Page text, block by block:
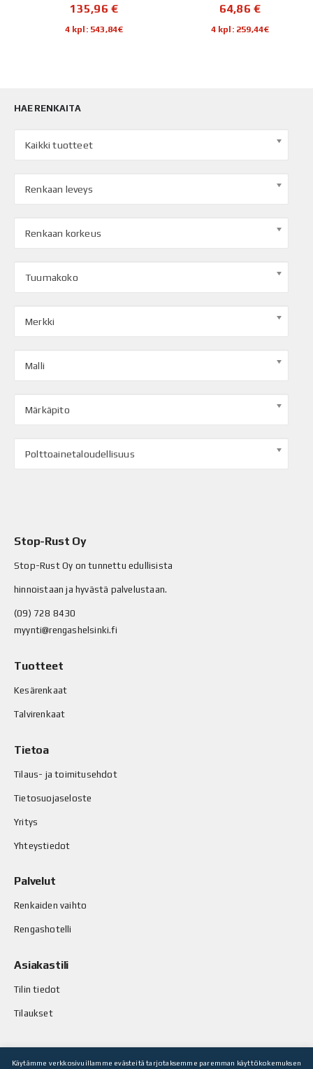
135,96€
4 kpl: 543,84€
64,86 €
4 kpl: 259,44€
HAE RENKAITA
Kaikki tuotteet
Renkaan leveys
Renkaan korkeus
Tuumakoko
Merkki
Malli
Märkäpito
Polttoainetaloudellisuus
Stop-Rust Oy
Stop-Rust Oy on tunnettu edullisista
hinnoistaan ja hyvästä palvelustaan.
(09) 728 8430
myynti@rengashelsinki.fi
Tuotteet
Kesärenkaat
Talvirenkaat
Tietoa
Tilaus- ja toimitusehdot
Tietosuojaseloste
Yritys
Yhteystiedot
Palvelut
Renkaiden vaihto
Rengashotelli
Asiakastili
Tilin tiedot
Tilaukset
Käytämme verkkosivuillamme evästeitä tarjotaksemme paremman käyttökokemuksen